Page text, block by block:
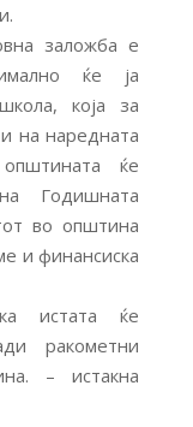
заложба е
ќе ја
која за
на наредната
ќе
Годишната
во општина
и финансиска
истата ќе
ракометни
– истакна